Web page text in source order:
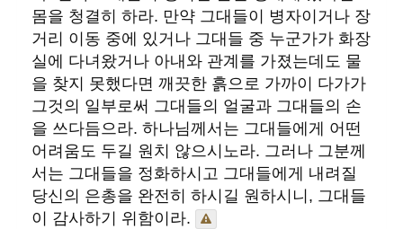
몸을 청결히 하라. 만약 그대들이 병자이거나 장
거리 이동 중에 있거나 그대들 중 누군가가 화장
실에 다녀왔거나 아내와 관계를 가졌는데도 물
을 찾지 못했다면 깨끗한 흙으로 가까이 다가가
그것의 일부로써 그대들의 얼굴과 그대들의 손
을 쓰다듬으라. 하나님께서는 그대들에게 어떤
어려움도 두길 원치 않으시노라. 그러나 그분께
서는 그대들을 정화하시고 그대들에게 내려질
당신의 은총을 완전히 하시길 원하시니, 그대들
이 감사하기 위함이라.